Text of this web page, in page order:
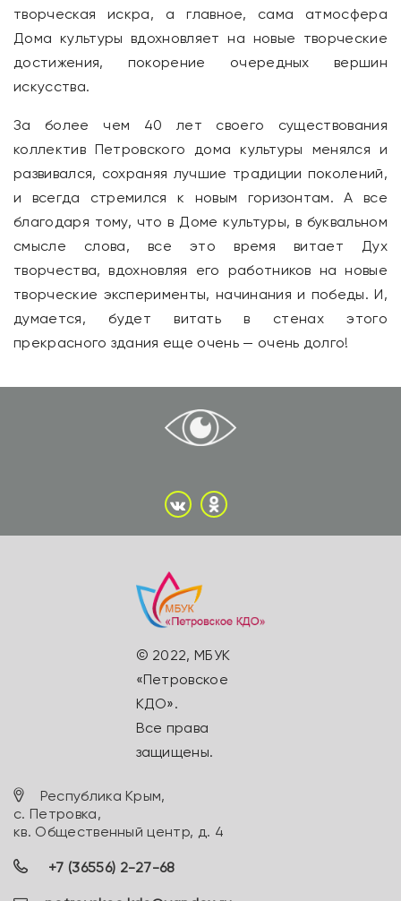
творческая искра, а главное, сама атмосфера
Дома культуры вдохновляет на новые творческие
достижения, покорение очередных вершин
искусства.
За более чем 40 лет своего существования
коллектив Петровского дома культуры менялся и
развивался, сохраняя лучшие традиции поколений,
и всегда стремился к новым горизонтам. А все
благодаря тому, что в Доме культуры, в буквальном
смысле слова, все это время витает Дух
творчества, вдохновляя его работников на новые
творческие эксперименты, начинания и победы. И,
думается, будет витать в стенах этого
прекрасного здания еще очень — очень долго!
© 2022, МБУК
«Петровское
КДО».
Все права
защищены.
Республика Крым,
с. Петровка,
кв. Общественный центр, д. 4
+7 (36556) 2-27-68